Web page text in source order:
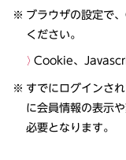
ブラウザの設定で
ください。
Cookie、
すでにログインさ
に会員情報の表示
必要となります。